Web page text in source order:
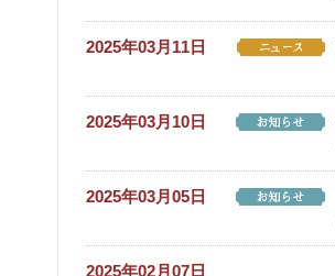
2025年03月11日
2025年03月10日
2025年03月05日
2025年02月07日